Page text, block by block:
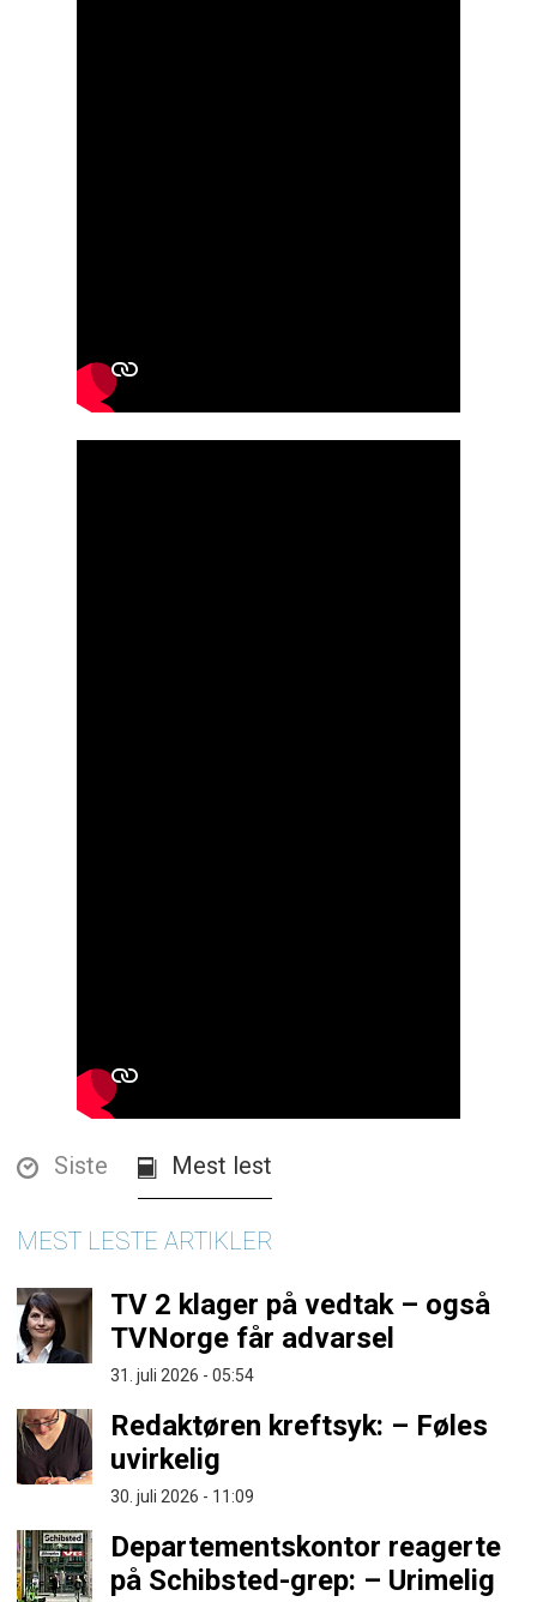
Siste Mest lest
MEST LESTE ARTIKLER
TV 2 klager på vedtak – også
TVNorge får advarsel
31. juli 2026 - 05:54
Redaktøren kreftsyk: – Føles
uvirkelig
30. juli 2026 - 11:09
Departementskontor reagerte
på Schibsted-grep: – Urimelig